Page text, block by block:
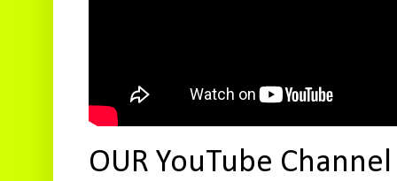
OUR YouTube